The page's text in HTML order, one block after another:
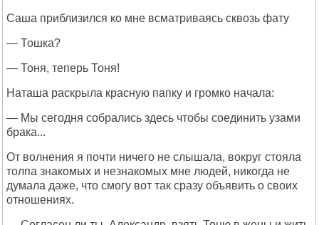
Саша приблизился ко мне всматриваясь сквозь фату
— Тошка?
— Тоня, теперь Тоня!
Наташа раскрыла красную папку и громко начала:
— Мы сегодня собрались здесь чтобы соединить узами
брака...
От волнения я почти ничего не слышала, вокруг стояла
толпа знакомых и незнакомых мне людей, никогда не
думала даже, что смогу вот так сразу объявить о своих
отношениях.